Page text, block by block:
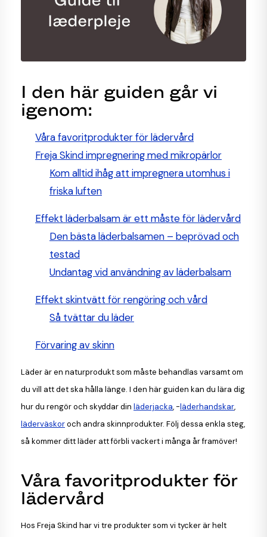
I den här guiden går vi
igenom:
Våra favoritprodukter för lädervård
Freja Skind impregnering med mikropärlor
Kom alltid ihåg att impregnera utomhus i
friska luften
Effekt läderbalsam är ett måste för lädervård
Den bästa läderbalsamen – beprövad och
testad
Undantag vid användning av läderbalsam
Effekt skintvätt för rengöring och vård
Så tvättar du läder
Förvaring av skinn
Läder är en naturprodukt som måste behandlas varsamt om
du vill att det ska hålla länge. I den här guiden kan du lära dig
hur du rengör och skyddar din läderjacka, -läderhandskar,
läderväskoroch andra skinnprodukter. Följ dessa enkla steg,
så kommer ditt läder att förbli vackert i många år framöver!
Våra favoritprodukter för
lädervård
Hos Freja Skind har vi tre produkter som vi tycker är helt